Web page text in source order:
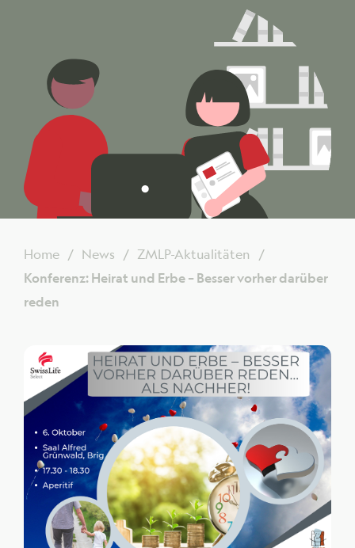
Home News
ZMLP-Aktualitäten
Konferenz: Heirat und Erbe – Besser vorher darüber
reden